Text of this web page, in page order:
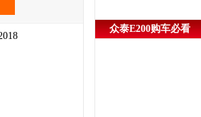
众泰E200购车必看